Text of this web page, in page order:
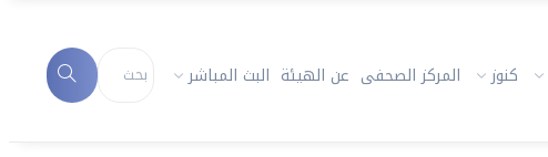
كنوز المركز الصحفى عن الهيئة البث المباشر